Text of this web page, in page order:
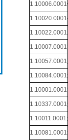
1.10006.0001
1.10020.0001
1.10022.0001
1.10007.0001
1.10057.0001
1.10084.0001
1.10001.0001
1.10337.0001
1.10011.0001
1.10081.0001